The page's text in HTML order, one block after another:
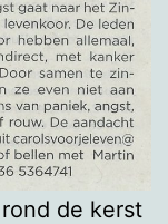
de kerst